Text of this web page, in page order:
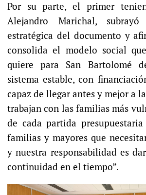
Por su parte, el primer
Alejandro Marichal,
estratégica del documento y
consolida el modelo social
quiere para San Bartolomé
sistema estable, con
capaz de llegar antes y mejor a
trabajan con las familias más
de cada partida
familias y mayores que
y nuestra responsabilidad es
continuidad en el tiempo”.